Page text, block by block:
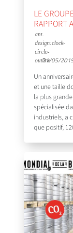
LE
RAPPORT
21/05/
Un
et une taille
la plus
spécialisée
industriels, a
que positif,